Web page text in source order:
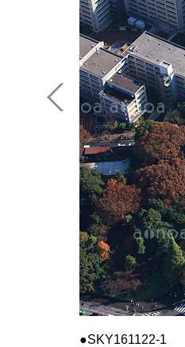
SKY161122-1